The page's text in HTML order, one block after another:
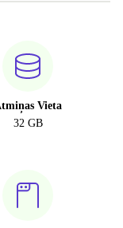
Vieta
32 GB